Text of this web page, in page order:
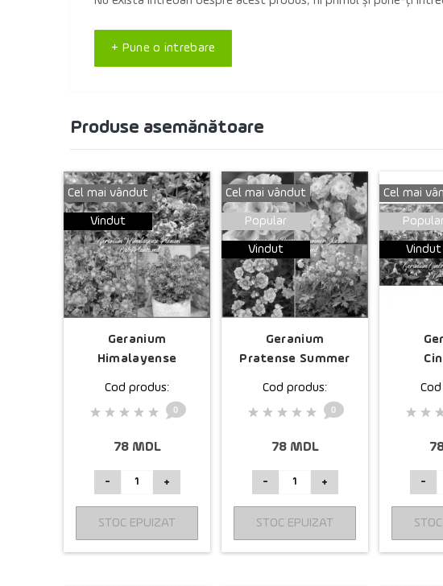
+ Pune o intrebare
Produse asemănătoare
Cel mai vândut
Vindut
Geranium
Himalayense
Cod produs:
0
78 MDL
- +
STOC EPUIZAT
Cel mai vândut
Popular
Vindut
Geranium
Pratense Summer
Cod produs:
0
78 MDL
- +
STOC EPUIZAT
Cel mai
Vindut
-